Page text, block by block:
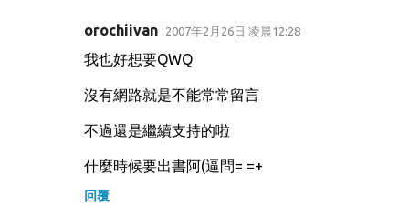
orochiivan 2007年2月26日 凌晨12:28
我也好想要QWQ
沒有網路就是不能常常留言
不過還是繼續支持的啦
什麼時候要出書阿(逼問= =+
回覆